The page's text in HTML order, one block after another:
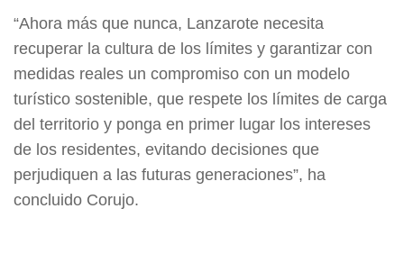
“Ahora más que nunca, Lanzarote necesita
recuperar la cultura de los límites y garantizar con
medidas reales un compromiso con un modelo
turístico sostenible, que respete los límites de carga
del territorio y ponga en primer lugar los intereses
de los residentes, evitando decisiones que
perjudiquen a las futuras generaciones”, ha
concluido Corujo.